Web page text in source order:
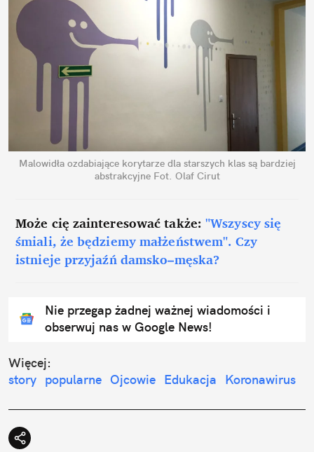
Malowidła ozdabiające korytarze dla starszych klas są bardziej
abstrakcyjne Fot. Olaf Cirut
Może cię zainteresować także:"Wszyscy się
śmiali, że będziemy małżeństwem". Czy
istnieje przyjaźń damsko–męska?
Nie przegap żadnej ważnej wiadomości i
obserwuj nas w Google News!
Więcej:
story popularne Ojcowie Edukacja Koronawirus